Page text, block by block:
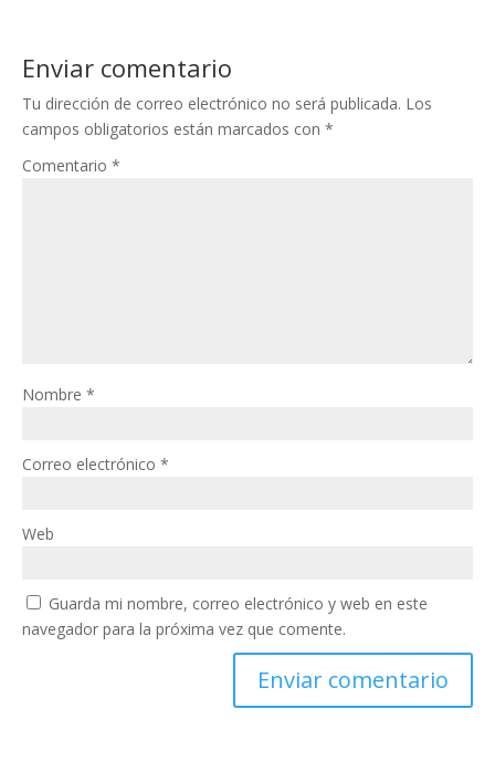
Enviar comentario
Tu dirección de correo electrónico no será publicada. Los
campos obligatorios están marcados con *
Comentario *
Nombre *
Correo electrónico *
Web
Guarda mi nombre, correo electrónico y web en este
navegador para la próxima vez que comente.